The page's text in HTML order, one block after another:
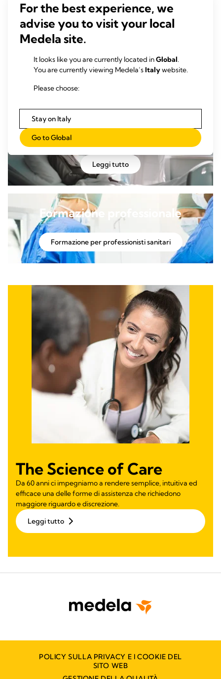
Pubblicazioni cliniche
La ricerca rappresenta il fiore all’occhiello della pratica
della medicina in termini di trattamenti e di cure.
Approfondimenti
Leggi tutto
Formazione professionale
Formazione per professionisti sanitari​
The Science of Care
Da 60 anni ci impegniamo a rendere semplice, intuitiva ed
efficace una delle forme di assistenza che richiedono
maggiore riguardo e discrezione.
Leggi tutto
POLICY SULLA PRIVACY E I COOKIE DEL
SITO WEB
For the best experience, we
advise you to visit your local
Medela site.
It looks like you are currently located inGlobal.
You are currently viewing Medela’sItalywebsite.
Please choose:
Stay on Italy
Go to Global